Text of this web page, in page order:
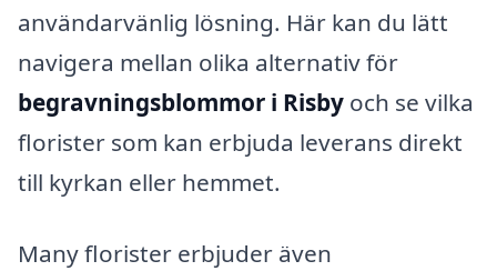
användarvänlig lösning. Här kan du lätt
navigera mellan olika alternativ för
begravningsblommor i Risby och se vilka
florister som kan erbjuda leverans direkt
till kyrkan eller hemmet.
Many florister erbjuder även